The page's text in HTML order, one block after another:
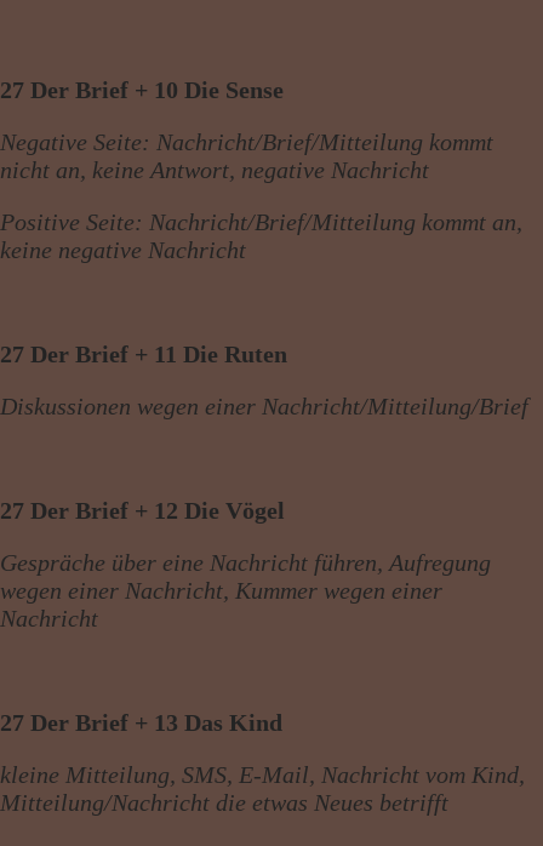
27 Der Brief + 10 Die Sense
Negative Seite: Nachricht/Brief/Mitteilung kommt
nicht an, keine Antwort, negative Nachricht
Positive Seite: Nachricht/Brief/Mitteilung kommt an,
keine negative Nachricht
27 Der Brief + 11 Die Ruten
Diskussionen wegen einer Nachricht/Mitteilung/Brief
27 Der Brief + 12 Die Vögel
Gespräche über eine Nachricht führen, Aufregung
wegen einer Nachricht, Kummer wegen einer
Nachricht
27 Der Brief + 13 Das Kind
kleine Mitteilung, SMS, E-Mail, Nachricht vom Kind,
Mitteilung/Nachricht die etwas Neues betrifft